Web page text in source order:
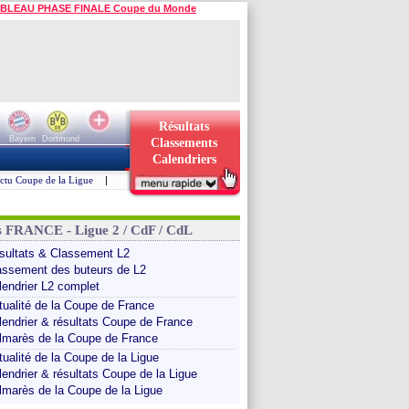
PHASE FINALE Coupe du Monde
Bayern
Dortmund
Résultats
Classements
Calendriers
Coupe de la Ligue |
FRANCE - Ligue 2 / CdF / CdL
& Classement L2
des buteurs de L2
L2 complet
de la Coupe de France
& résultats Coupe de France
de la Coupe de France
de la Coupe de la Ligue
& résultats Coupe de la Ligue
de la Coupe de la Ligue